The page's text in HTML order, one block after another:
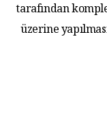
tarafından
üzerine